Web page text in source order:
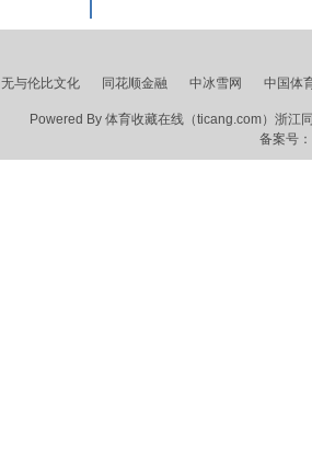
无与伦比文化 同花顺金融 中冰雪网 中国体
Powered By 体育收藏在线（ticang.com）浙江
备案号：